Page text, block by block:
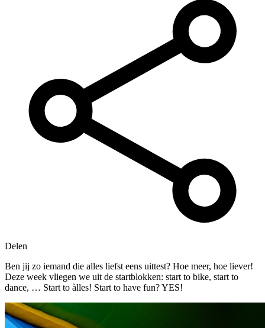
Delen
Ben jij zo iemand die alles liefst eens uittest? Hoe meer, hoe liever!
Deze week vliegen we uit de startblokken: start to bike, start to
dance, … Start to àlles! Start to have fun? YES!